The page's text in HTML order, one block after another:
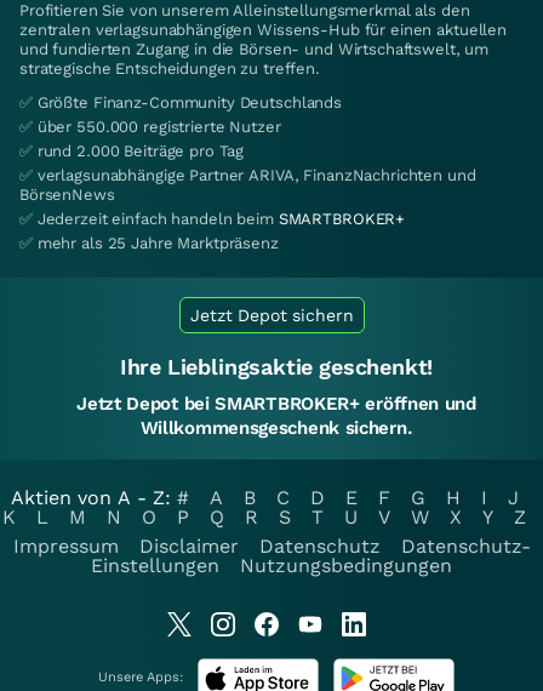
Profitieren Sie von unserem Alleinstellungsmerkmal als den
zentralen verlagsunabhängigen Wissens-Hub für einen aktuellen
und fundierten Zugang in die Börsen- und Wirtschaftswelt, um
strategische Entscheidungen zu treffen.
✅ Größte Finanz-Community Deutschlands
✅ über 550.000 registrierte Nutzer
✅ rund 2.000 Beiträge pro Tag
✅ verlagsunabhängige Partner ARIVA, FinanzNachrichten und
BörsenNews
✅ Jederzeit einfach handeln beim SMARTBROKER+
✅ mehr als 25 Jahre Marktpräsenz
Jetzt Depot sichern
Ihre Lieblingsaktie geschenkt!
Jetzt Depot bei SMARTBROKER+ eröffnen und
Willkommensgeschenk sichern.
Aktien von A - Z: # A B C D E F G H I
J
K
L M N O P Q R S T U V W X Y
Z
Impressum
Disclaimer Datenschutz
Datenschutz-
Einstellungen
Nutzungsbedingungen
Unsere Apps: